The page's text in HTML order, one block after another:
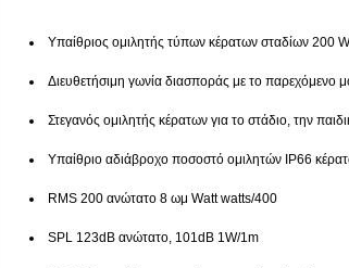
Υπαίθριος ομιλητής τύπων κέρατων σταδίων 200
Διευθετήσιμη γωνία διασποράς με το παρεχόμενο
Στεγανός ομιλητής κέρατων για το στάδιο, την
Υπαίθριο αδιάβροχο ποσοστό ομιλητών IP66
RMS 200 ανώτατο 8 ωμ Watt watts/400
SPL 123dB ανώτατο, 101dB 1W/1m